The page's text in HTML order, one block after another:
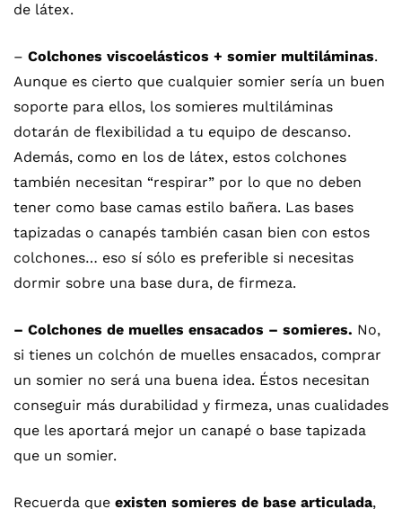
de látex.
– Colchones viscoelásticos + somier multiláminas.
Aunque es cierto que cualquier somier sería un buen
soporte para ellos, los somieres multiláminas
dotarán de flexibilidad a tu equipo de descanso.
Además, como en los de látex, estos colchones
también necesitan “respirar” por lo que no deben
tener como base camas estilo bañera. Las bases
tapizadas o canapés también casan bien con estos
colchones… eso sí sólo es preferible si necesitas
dormir sobre una base dura, de firmeza.
– Colchones de muelles ensacados – somieres. No,
si tienes un colchón de muelles ensacados, comprar
un somier no será una buena idea. Éstos necesitan
conseguir más durabilidad y firmeza, unas cualidades
que les aportará mejor un canapé o base tapizada
que un somier.
Recuerda que existen somieres de base articulada,